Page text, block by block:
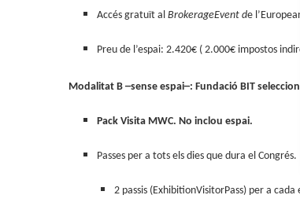
Accés gratuït al BrokerageEvent de
Preu de l’espai: 2.420€ ( 2.000€ impostos
Modalitat B ─sense espai─: Fundació BIT
Pack Visita MWC. No inclou espai.
Passes per a tots els dies que dura el Congrés.
2 passis (ExhibitionVisitorPass) per a